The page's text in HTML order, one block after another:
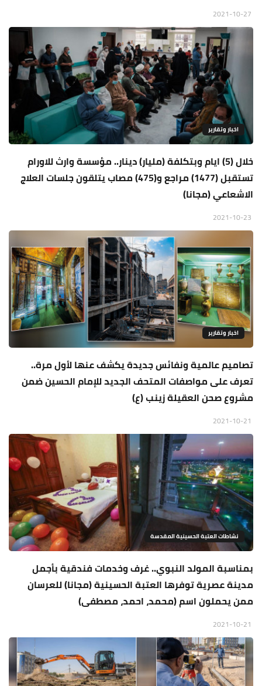
اخبار وتقارير
خلال (5) ايام وبتكلفة (مليار) دينار.. مؤسسة وارث للاورام
تستقبل (1477) مراجع و(475) مصاب يتلقون جلسات العلاج
الاشعاعي (مجانا)
اخبار وتقارير
تصاميم عالمية ونفائس جديدة يكشف عنها لأول مرة..
تعرف على مواصفات المتحف الجديد للإمام الحسين ضمن
مشروع صحن العقيلة زينب (ع)
نشاطات العتبة الحسينية المقدسة
بمناسبة المولد النبوي.. غرف وخدمات فندقية بأجمل
مدينة عصرية توفرها العتبة الحسينية (مجانا) للعرسان
ممن يحملون اسم (محمد، احمد، مصطفى)